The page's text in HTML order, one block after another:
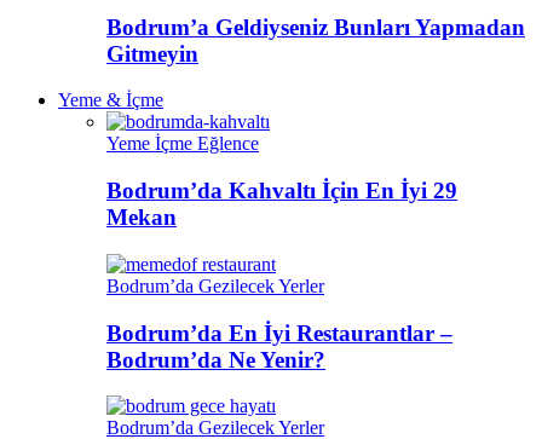
Bodrum’a Geldiyseniz Bunları Yapmadan
Gitmeyin
Yeme & İçme
Yeme İçme Eğlence
Bodrum’da Kahvaltı İçin En İyi 29
Mekan
Bodrum’da Gezilecek Yerler
Bodrum’da En İyi Restaurantlar –
Bodrum’da Ne Yenir?
Bodrum’da Gezilecek Yerler